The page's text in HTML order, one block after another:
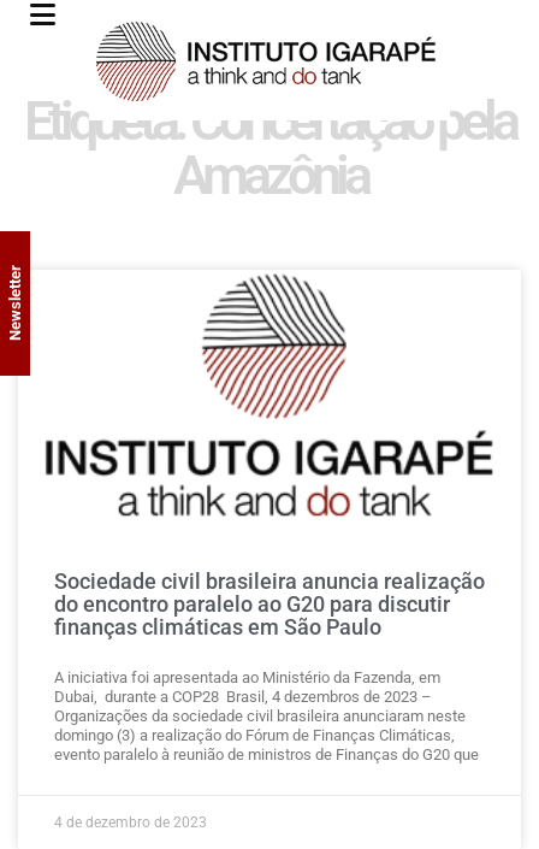
Etiqueta: Concertação pela
Amazônia
Sociedade civil brasileira anuncia realização
do encontro paralelo ao G20 para discutir
finanças climáticas em São Paulo
A iniciativa foi apresentada ao Ministério da Fazenda, em
Dubai, durante a COP28 Brasil, 4 dezembros de 2023 –
Organizações da sociedade civil brasileira anunciaram neste
domingo (3) a realização do Fórum de Finanças Climáticas,
evento paralelo à reunião de ministros de Finanças do G20 que
4 de dezembro de 2023
Newsletter